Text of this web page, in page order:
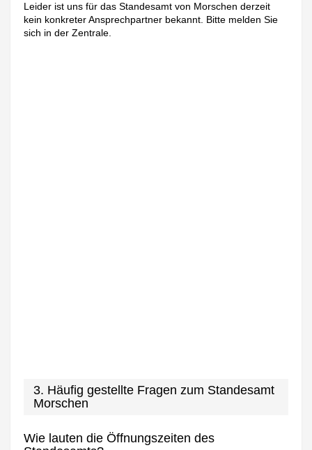
Leider ist uns für das Standesamt von Morschen derzeit
kein konkreter Ansprechpartner bekannt. Bitte melden Sie
sich in der Zentrale.
3. Häufig gestellte Fragen zum Standesamt
Morschen
Wie lauten die Öffnungszeiten des